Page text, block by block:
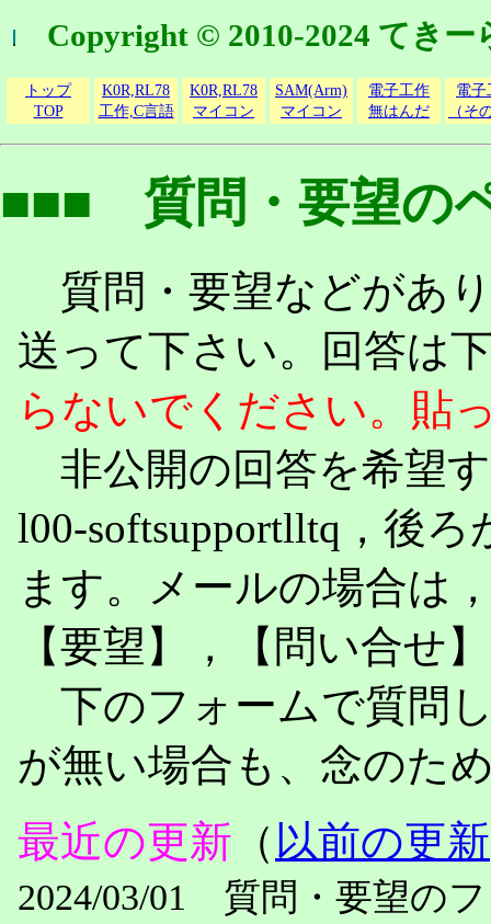
Copyright © 2010-2024 てきー
トップ
TOP
K0R,RL78
工作,C言語
K0R,RL78
マイコン
SAM(Arm)
マイコン
電子工作
無はんだ
電子
（そ
■■■ 質問・要望の
質問・要望などがあ
送って下さい。回答は
らないでください。貼
非公開の回答を希望
l00-softsupportlltq，後ろ
ます。メールの場合は
【要望】，【問い合せ
下のフォームで質問
が無い場合も、念の
最近の更新 （ 以前の更新
2024/03/01 質問・要望の